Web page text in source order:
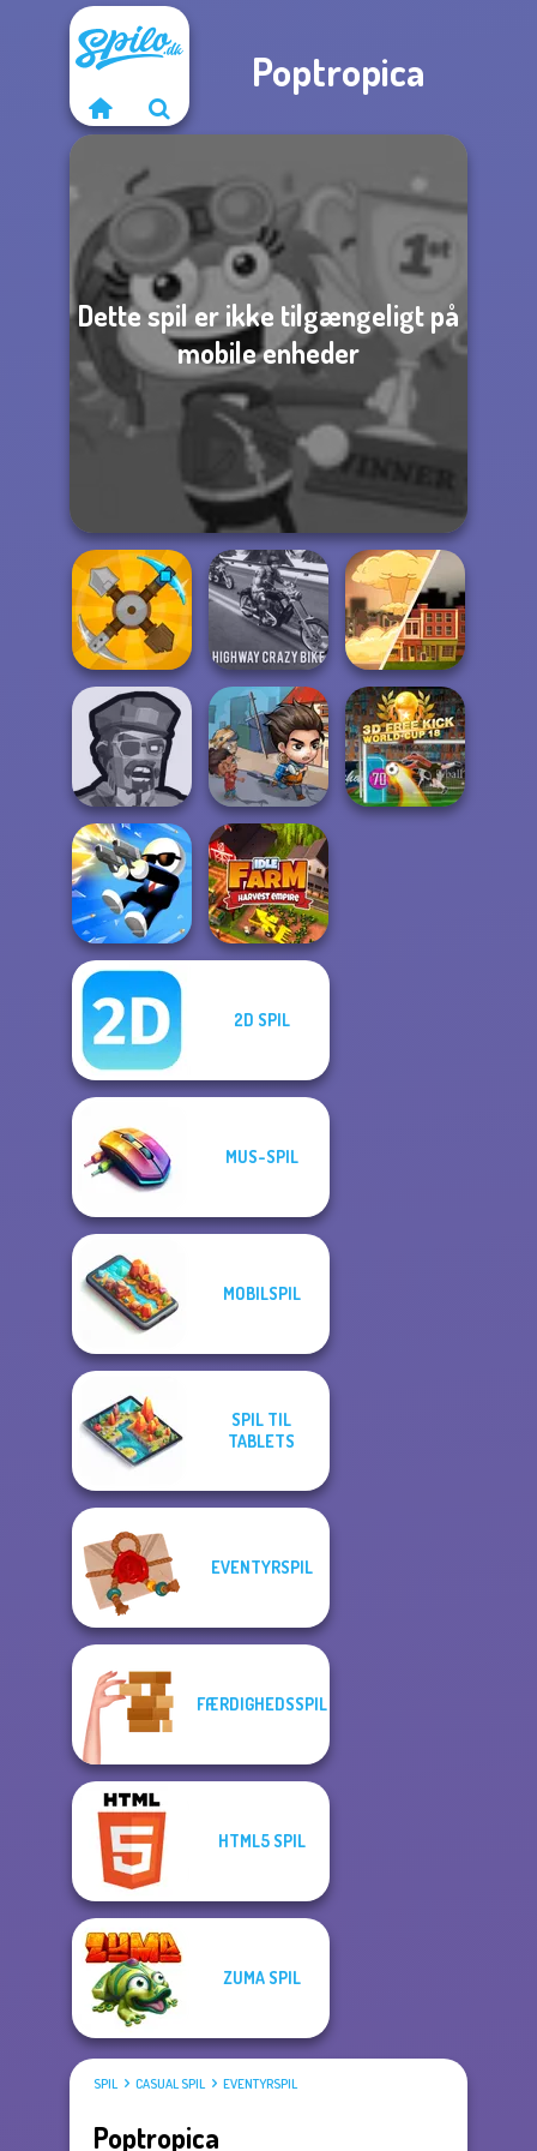
Poptropica
Dette spil er ikke tilgængeligt på
mobile enheder
Craft Drill
Highway Crazy
Bike
End of War
Zombies
Shooter
Last Day On Earth
Survival
Shot Trigger
2D SPIL
MUS-SPIL
MOBILSPIL
SPIL TIL
TABLETS
EVENTYRSPIL
FÆRDIGHEDSSPIL
HTML5 SPIL
ZUMA SPIL
SPIL CASUAL SPIL EVENTYRSPIL
Poptropica